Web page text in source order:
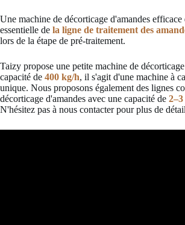
Une machine de décorticage d'amandes efficace
essentielle de la ligne de traitement des
lors de la étape de pré-traitement.
Taizy propose une petite machine de
capacité de 400 kg/h, il s'agit d'une machine à
unique. Nous proposons également des lignes
décorticage d'amandes avec une capacité de
N'hésitez pas à nous contacter pour plus de